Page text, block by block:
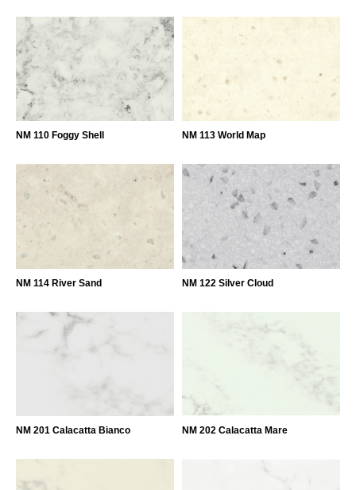
NM 110 Foggy Shell NM 113 World Map
NM 114 River Sand NM 122 Silver Cloud
NM 201 Calacatta Bianco NM 202 Calacatta Mare